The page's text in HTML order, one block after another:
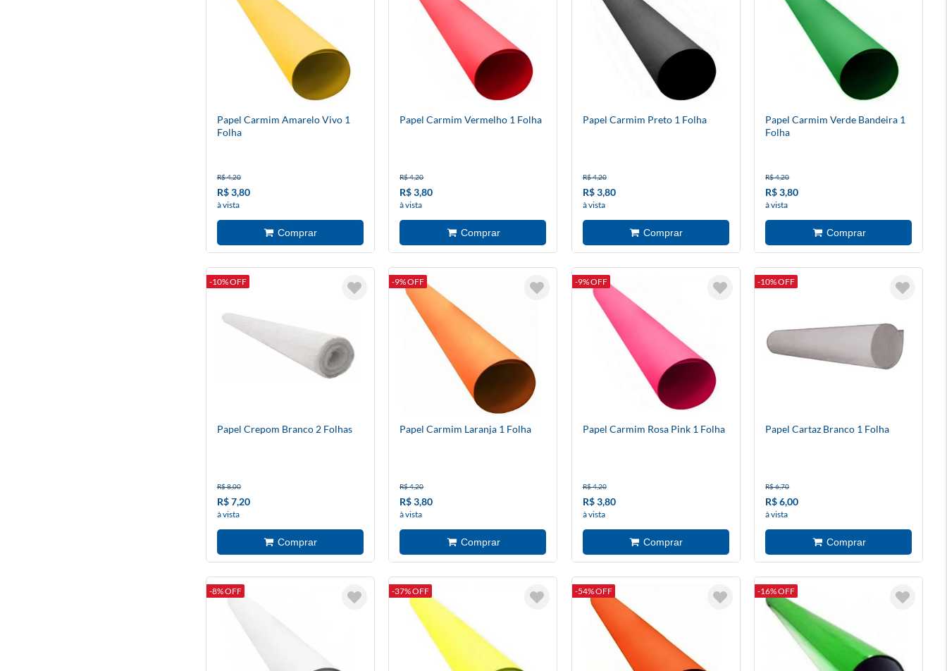
Papel Carmim Amarelo Vivo 1
Folha
R$ 4,20
R$ 3,80
à vista
Papel Carmim Vermelho 1 Folha
R$ 4,20
R$ 3,80
à vista
Papel Carmim Preto 1 Folha
R$ 4,20
R$ 3,80
à vista
Papel Carmim Verde Bandeira 1
Folha
R$ 4,20
R$ 3,80
à vista
-10% OFF
Papel Crepom Branco 2 Folhas
R$ 8,00
R$ 7,20
à vista
-9% OFF
Papel Carmim Laranja 1 Folha
R$ 4,20
R$ 3,80
à vista
-9% OFF
Papel Carmim Rosa Pink 1 Folha
R$ 4,20
R$ 3,80
à vista
-10% OFF
Papel Cartaz Branco 1 Folha
R$ 6,70
R$ 6,00
à vista
-8% OFF -37% OFF -54% OFF -16% OFF